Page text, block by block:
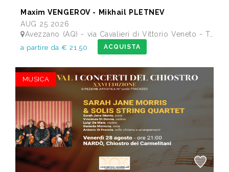
Maxim VENGEROV - Mikhail PLETNEV
AUG 25 2026
Avezzano (AQ) - via Cavalieri di Vittorio Veneto - Teatro dei Marsi
a partire da € 21,50 ACQUISTA
MUSICA